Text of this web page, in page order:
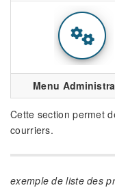
Menu
Cette section permet
courriers.
exemple de liste des